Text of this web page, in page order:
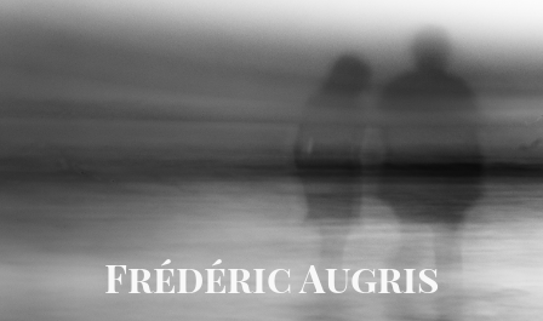
Frédéric Augris